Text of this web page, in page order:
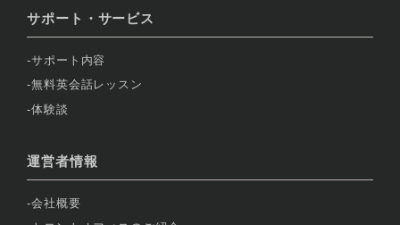
サポート・サービス
サポート内容
無料英会話レッスン
体験談
運営者情報
会社概要